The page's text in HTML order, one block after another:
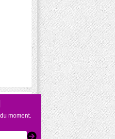
moment.